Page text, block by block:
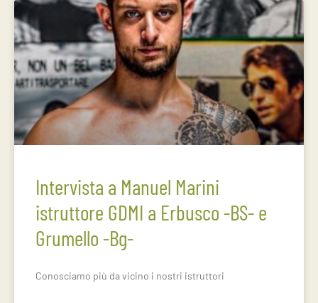
Intervista a Manuel Marini
istruttore GDMI a Erbusco -BS- e
Grumello -Bg-
Conosciamo più da vicino i nostri istruttori